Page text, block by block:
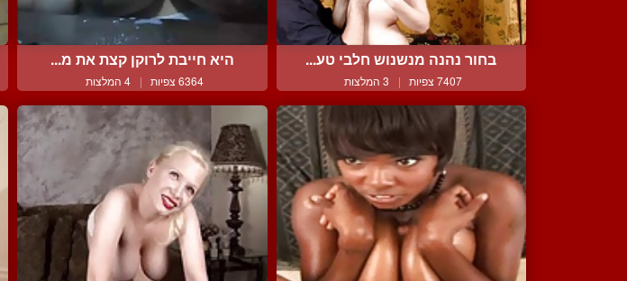
בחור נהנה מנשנוש חלבי טע...
7407 צפיות | 3 המלצות
היא חייבת לרוקן קצת את מ...
6364 צפיות | 4 המלצות